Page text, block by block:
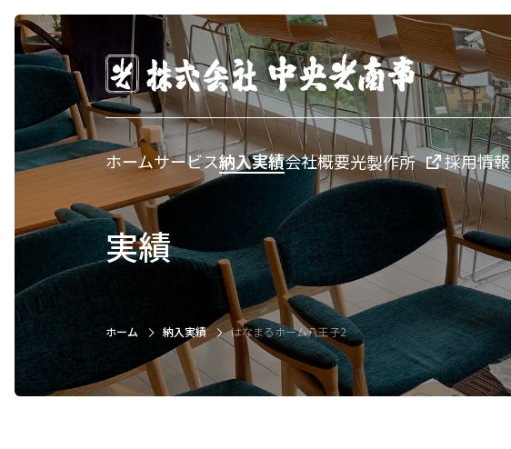
ホームサービス納入実績会社概要光製作所 採用情報
実績
ホーム 納入実績 はなまるホーム八王子2